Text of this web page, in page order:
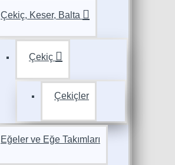
Çekiç, Keser, Balta
Çekiç
Çekiçler
Eğeler ve Eğe Takımları